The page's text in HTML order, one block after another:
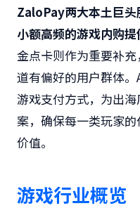
ZaloPay两大本土巨
小额高频的游戏内购提
金点卡则作为重要补
道有偏好的用户群体
游戏支付方式，为出
案，确保每一类玩家
价值。
游戏行业概览